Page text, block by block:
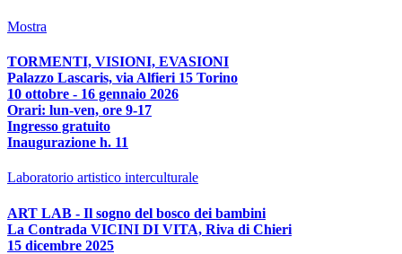
Mostra
TORMENTI, VISIONI, EVASIONI
Palazzo Lascaris, via Alfieri 15 Torino
10 ottobre - 16 gennaio 2026
Orari: lun-ven, ore 9-17
Ingresso gratuito
Inaugurazione h. 11
Laboratorio artistico interculturale
ART LAB - Il sogno del bosco dei bambini
La Contrada VICINI DI VITA, Riva di Chieri
15 dicembre 2025